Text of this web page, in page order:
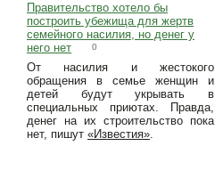
Правительство хотело бы
построить убежища для жертв
семейного насилия, но денег у
него нет
0
От насилия и жестокого
обращения в семье женщин и
детей будут укрывать в
специальных приютах. Правда,
денег на их строительство пока
нет, пишут «Известия».